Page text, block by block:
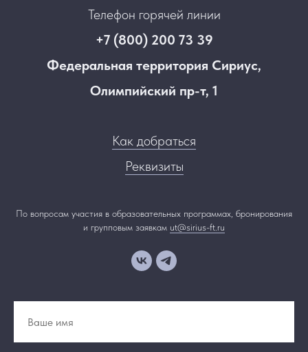
Телефон горячей линии
+7 (800) 200 73 39
Федеральная территория Сириус,
Олимпийский пр-т, 1
Как добраться
Реквизиты
По вопросам участия в образовательных программах, бронирования
и групповым заявкам ut@sirius-ft.ru